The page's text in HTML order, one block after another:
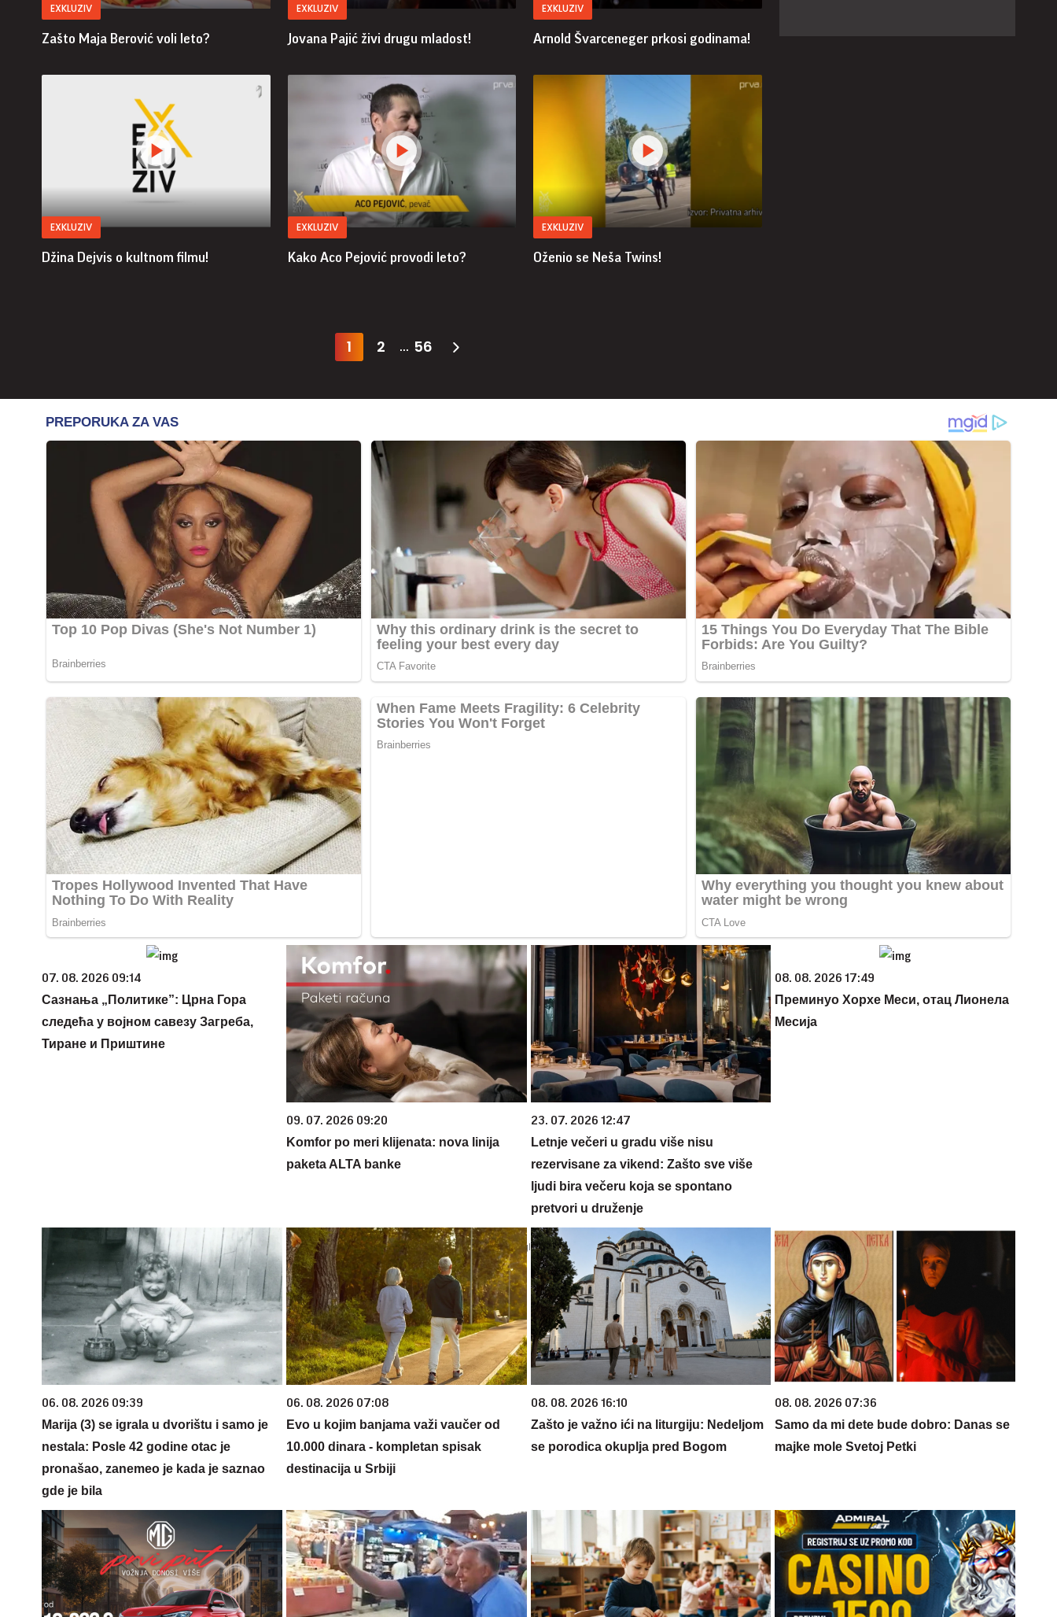
EXKLUZIV
Zašto Maja Berović voli leto?
EXKLUZIV
Jovana Pajić živi drugu mladost!
EXKLUZIV
Arnold Švarceneger prkosi godinama!
EXKLUZIV
Džina Dejvis o kultnom filmu!
EXKLUZIV
Kako Aco Pejović provodi leto?
EXKLUZIV
Oženio se Neša Twins!
1 2 ... 56
07. 08. 2026 09:14
Сазнања „Политике”: Црна Гора
следећа у војном савезу Загреба,
Тиране и Приштине
09. 07. 2026 09:20
Komfor po meri klijenata: nova linija
paketa ALTA banke
23. 07. 2026 12:47
Letnje večeri u gradu više nisu
rezervisane za vikend: Zašto sve više
ljudi bira večeru koja se spontano
pretvori u druženje
08. 08. 2026 17:49
Преминуо Хорхе Меси, отац Лионела
Месија
06. 08. 2026 09:39
Marija (3) se igrala u dvorištu i samo je
nestala: Posle 42 godine otac je
pronašao, zanemeo je kada je saznao
gde je bila
06. 08. 2026 07:08
Evo u kojim banjama važi vaučer od
10.000 dinara - kompletan spisak
destinacija u Srbiji
08. 08. 2026 16:10
Zašto je važno ići na liturgiju: Nedeljom
se porodica okuplja pred Bogom
08. 08. 2026 07:36
Samo da mi dete bude dobro: Danas se
majke mole Svetoj Petki